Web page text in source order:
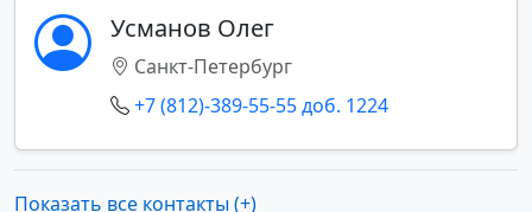
Усманов Олег
Санкт-Петербург
+7 (812)-389-55-55 доб. 1224
Показать все контакты (+)